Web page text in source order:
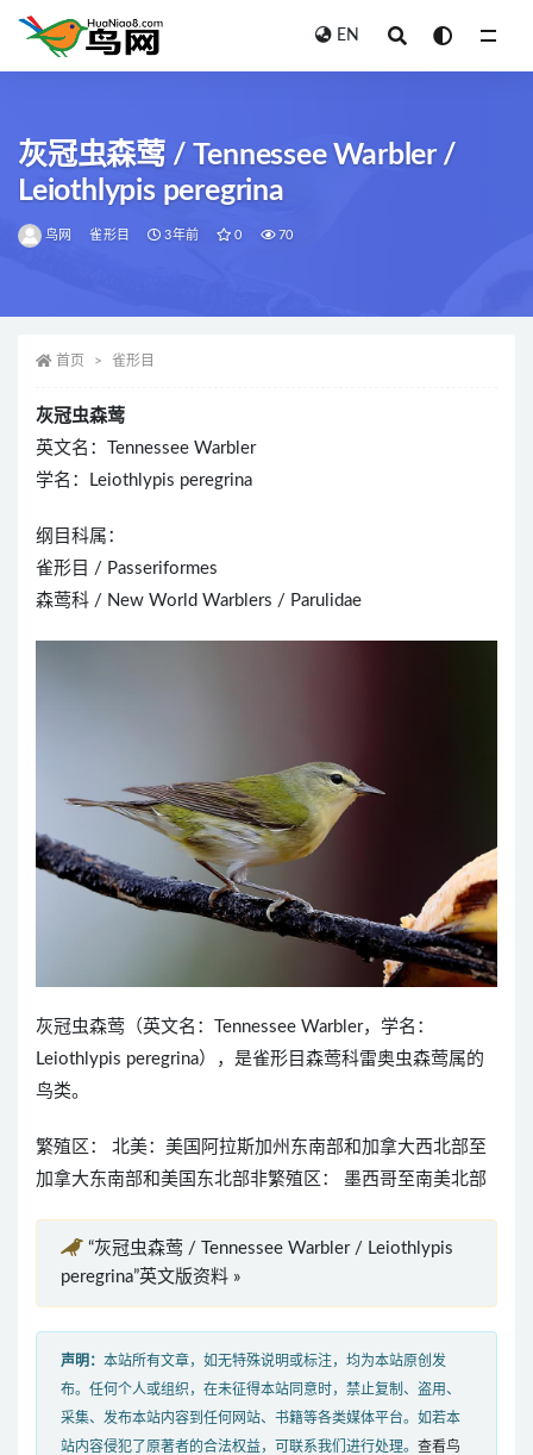
EN
灰冠虫森莺 / Tennessee Warbler /
Leiothlypis peregrina
鸟网 雀形目 3年前 0 70
首页 雀形目
灰冠虫森莺
英文名：Tennessee Warbler
学名：Leiothlypis peregrina
纲目科属：
雀形目 / Passeriformes
森莺科 / New World Warblers / Parulidae
灰冠虫森莺（英文名：Tennessee Warbler，学名：
Leiothlypis peregrina），是雀形目森莺科雷奥虫森莺属的
鸟类。
繁殖区： 北美：美国阿拉斯加州东南部和加拿大西北部至
加拿大东南部和美国东北部非繁殖区： 墨西哥至南美北部
“灰冠虫森莺 / Tennessee Warbler / Leiothlypis
peregrina”英文版资料 »
声明： 本站所有文章，如无特殊说明或标注，均为本站原创发
布。任何个人或组织，在未征得本站同意时，禁止复制、盗用、
采集、发布本站内容到任何网站、书籍等各类媒体平台。如若本
站内容侵犯了原著者的合法权益，可联系我们进行处理。 查看鸟